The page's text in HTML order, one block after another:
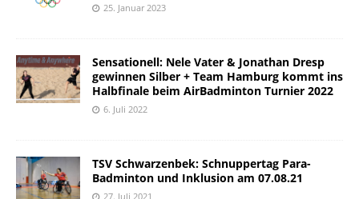
25. Januar 2023
Sensationell: Nele Vater & Jonathan Dresp
gewinnen Silber + Team Hamburg kommt ins
Halbfinale beim AirBadminton Turnier 2022
6. Juli 2022
TSV Schwarzenbek: Schnuppertag Para-
Badminton und Inklusion am 07.08.21
27. Juli 2021